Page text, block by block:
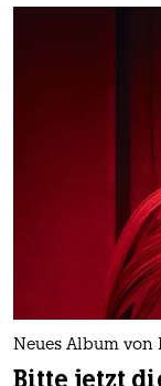
Neues Album von